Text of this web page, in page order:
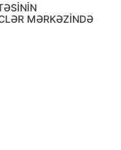
MƏRKƏZİNDƏ